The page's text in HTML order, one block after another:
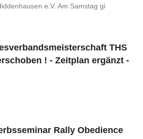
e.V. Am Samstag gi
THS
! - Zeitplan ergänzt -
Rally Obedience